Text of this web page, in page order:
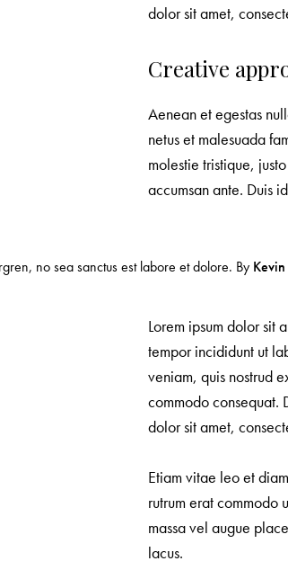
dolor sit amet,
Creative
Aenean et egestas
netus et malesuada
molestie tristique,
accumsan ante. Duis
no sea sanctus est labore et dolore. By
Lorem ipsum dolor sit
tempor incididunt ut
veniam, quis nostrud
commodo consequat.
dolor sit amet,
Etiam vitae leo et
rutrum erat commodo
massa vel augue
lacus.